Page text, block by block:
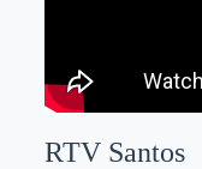
RTV Santos